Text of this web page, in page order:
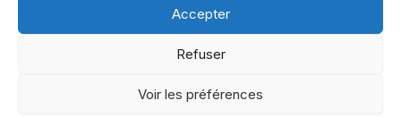
Accepter
Refuser
Voir les préférences